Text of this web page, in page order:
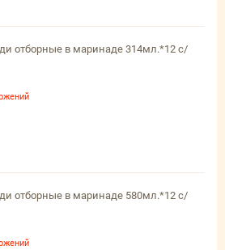
отборные в маринаде 314мл.*12 с/
отборные в маринаде 580мл.*12 с/